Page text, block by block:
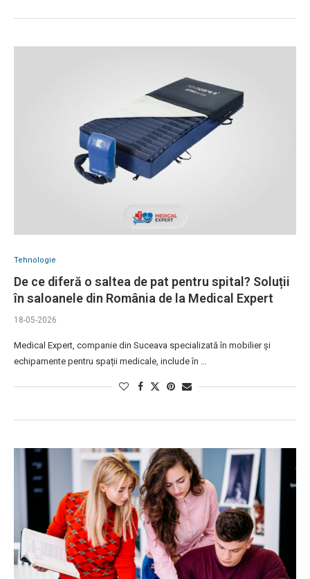
Tehnologie
De ce diferă o saltea de pat pentru spital? Soluții
în saloanele din România de la Medical Expert
18-05-2026
Medical Expert, companie din Suceava specializată în mobilier și
echipamente pentru spații medicale, include în …